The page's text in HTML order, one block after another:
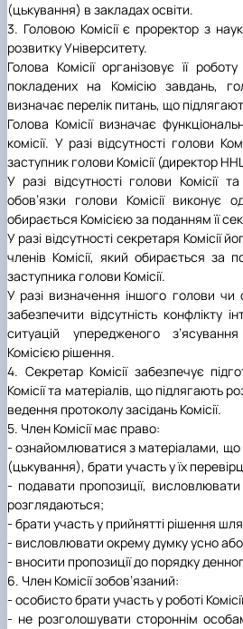
(цькування) в закладах освіти.
3. Головою Комісії є проректор з
розвитку Університету.
Голова Комісії організовує її
покладених на Комісію завдань,
визначає перелік питань, що
Голова Комісії визначає
комісії. У разі відсутності голови
заступник голови Комісії (директор
У разі відсутності голови Комісії
обов’язки голови Комісії виконує
обирається Комісією за поданням її
У разі відсутності секретаря Комісії
членів Комісії, який обирається за
заступника голови Комісії.
У разі визначення іншого голови чи
забезпечити відсутність конфлікту
ситуацій упередженого
Комісією рішення.
4. Секретар Комісії забезпечує
Комісії та матеріалів, що підлягають
ведення протоколу засідань Комісії.
5. Член Комісії має право:
- ознайомлюватися з матеріалами, що
(цькування), брати участь у їх
- подавати пропозиції,
розглядаються;
- брати участь у прийнятті рішення
- висловлювати окрему думку усно
- вносити пропозиції до порядку
6. Член Комісії зобов’язаний:
- особисто брати участь у роботі
- не розголошувати стороннім